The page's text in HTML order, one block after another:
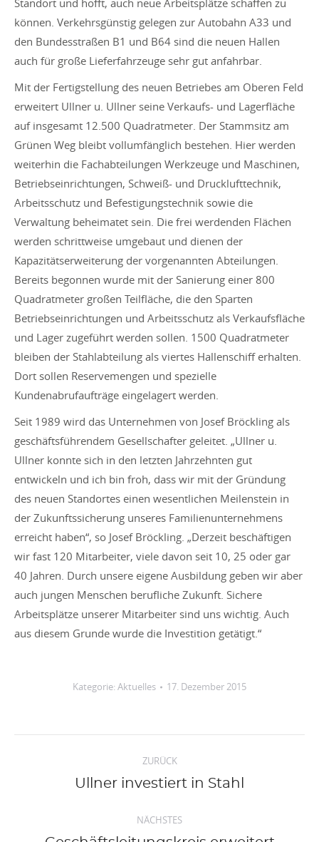
Standort und hofft, auch neue Arbeitsplätze schaffen zu
können. Verkehrsgünstig gelegen zur Autobahn A33 und
den Bundesstraßen B1 und B64 sind die neuen Hallen
auch für große Lieferfahrzeuge sehr gut anfahrbar.
Mit der Fertigstellung des neuen Betriebes am Oberen Feld
erweitert Ullner u. Ullner seine Verkaufs- und Lagerfläche
auf insgesamt 12.500 Quadratmeter. Der Stammsitz am
Grünen Weg bleibt vollumfänglich bestehen. Hier werden
weiterhin die Fachabteilungen Werkzeuge und Maschinen,
Betriebseinrichtungen, Schweiß- und Drucklufttechnik,
Arbeitsschutz und Befestigungstechnik sowie die
Verwaltung beheimatet sein. Die frei werdenden Flächen
werden schrittweise umgebaut und dienen der
Kapazitätserweiterung der vorgenannten Abteilungen.
Bereits begonnen wurde mit der Sanierung einer 800
Quadratmeter großen Teilfläche, die den Sparten
Betriebseinrichtungen und Arbeitsschutz als Verkaufsfläche
und Lager zugeführt werden sollen. 1500 Quadratmeter
bleiben der Stahlabteilung als viertes Hallenschiff erhalten.
Dort sollen Reservemengen und spezielle
Kundenabrufaufträge eingelagert werden.
Seit 1989 wird das Unternehmen von Josef Bröckling als
geschäftsführendem Gesellschafter geleitet. „Ullner u.
Ullner konnte sich in den letzten Jahrzehnten gut
entwickeln und ich bin froh, dass wir mit der Gründung
des neuen Standortes einen wesentlichen Meilenstein in
der Zukunftssicherung unseres Familienunternehmens
erreicht haben“, so Josef Bröckling. „Derzeit beschäftigen
wir fast 120 Mitarbeiter, viele davon seit 10, 25 oder gar
40 Jahren. Durch unsere eigene Ausbildung geben wir aber
auch jungen Menschen berufliche Zukunft. Sichere
Arbeitsplätze unserer Mitarbeiter sind uns wichtig. Auch
aus diesem Grunde wurde die Investition getätigt.“
Kategorie:Aktuelles 17. Dezember 2015
ZURÜCK
Vorheriger
Ullner investiert in Stahl
NÄCHSTES